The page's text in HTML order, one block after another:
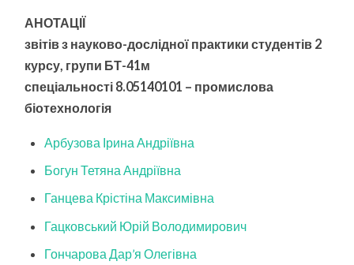
АНОТАЦІЇ
звітів з науково-дослідної практики студентів 2
курсу, групи БТ-41м
спеціальності 8.05140101 – промислова
біотехнологія
Арбузова Ірина Андріївна
Богун Тетяна Андріївна
Ганцева Крістіна Максимівна
Гацковський Юрій Володимирович
Гончарова Дар’я Олегівна